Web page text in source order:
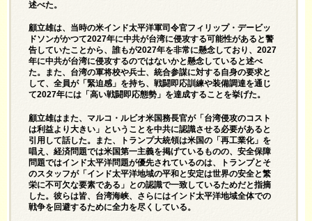
述べた。
顧立雄は、当時の米インド太平洋軍司令官フィリップ・デービッ
ドソンがかつて2027年に中共が台湾に侵攻する可能性があると警
告していたことから、誰もが2027年を非常に懸念しており、2027
年に中共が台湾に侵攻するのではないかと懸念していると述べ
た。また、台湾の軍将校や兵士、統合参謀に対する自身の要求と
して、全員が「緊迫感」を持ち、戦闘即応訓練や装備調達を通じ
て2027年には「高い戦闘即応態勢」を達成することを挙げた。
顧立雄はまた、マルコ・ルビオ米国務長官が「台湾侵攻のコスト
は利益より大きい」ということを中共に認識させる必要があると
引用して話した。また、トランプ大統領は米国の「再工業化」を
唱え、経済問題では米国第一主義を掲げているものの、安全保障
問題ではインド太平洋問題が優先されているのは、トランプとそ
のスタッフが「インド太平洋地域の平和と安定は世界の安全と繁
栄に不可欠な要素である」との認識で一致しているためだと指摘
した。彼らは皆、台湾海峡、さらにはインド太平洋地域全体での
戦争を回避するために全力を尽くしている。